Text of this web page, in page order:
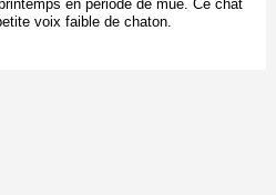
en période de mue. Ce chat
voix faible de chaton.